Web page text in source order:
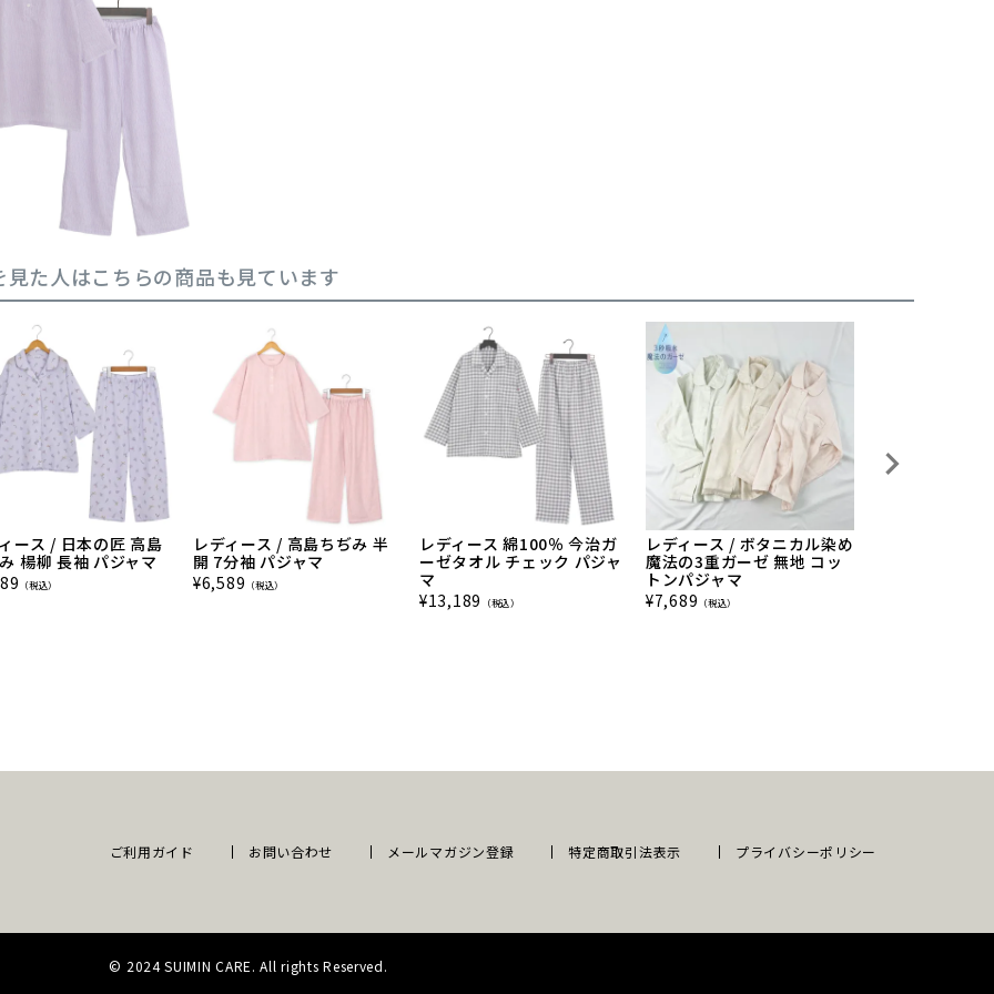
見た人はこちらの商品も見ています
ース / 日本の匠 高島
楊柳 長袖 パジャマ
（税込）
レディース / 高島ちぢみ 半
開 7分袖 パジャマ
¥6,589 （税込）
レディース 綿100％ 今治ガ
ーゼタオル チェック パジャ
マ
¥13,189 （税込）
レディース / ボタニカル染め
魔法の3重ガーゼ 無地 コッ
トンパジャマ
¥7,689 （税込）
ご利用ガイド お問い合わせ メールマガジン登録 特定商取引法表示 プライバシーポリシー
© 2024 SUIMIN CARE. All rights Reserved.